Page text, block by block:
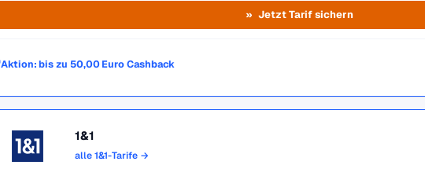
Jetzt Tarif sichern
Aktion: bis zu 50,00 Euro Cashback
1&1
alle 1&1-Tarife →